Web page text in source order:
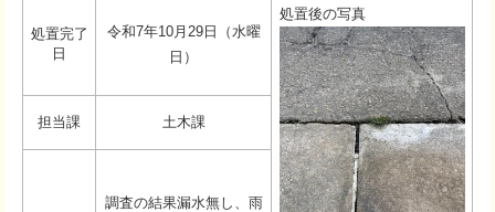
処置完了
日
令和7年10月29日（水曜
日）
処置後の写真
担当課 土木課
調査の結果漏水無し、雨